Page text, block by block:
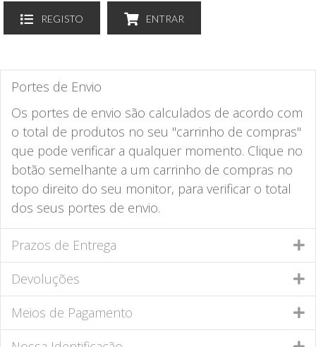
REGISTO ENTRAR
Portes de Envio
Os portes de envio são calculados de acordo com
o total de produtos no seu "carrinho de compras"
que pode verificar a qualquer momento. Clique no
botão semelhante a um carrinho de compras no
topo direito do seu monitor, para verificar o total
dos seus portes de envio.
Prazos de Entrega
Devoluções
Meios de Pagamento